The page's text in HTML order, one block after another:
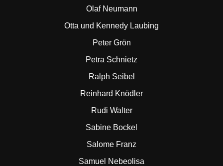
Olaf Neumann
Otta und Kennedy Laubing
Peter Grön
Petra Schnietz
Ralph Seibel
Reinhard Knödler
Rudi Walter
Sabine Bockel
Salome Franz
Samuel Nebeolisa